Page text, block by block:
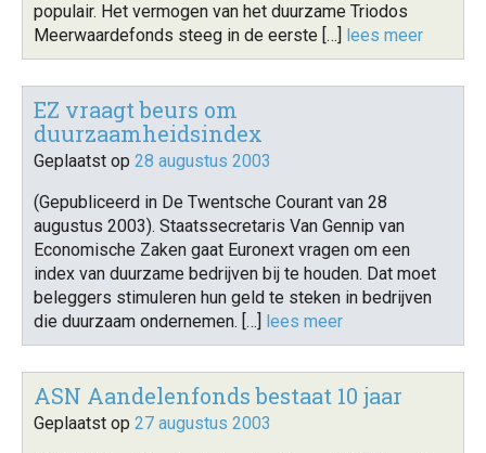
populair. Het vermogen van het duurzame Triodos
Meerwaardefonds steeg in de eerste […] lees meer
EZ vraagt beurs om
duurzaamheidsindex
Geplaatst op 28 augustus 2003
(Gepubliceerd in De Twentsche Courant van 28
augustus 2003). Staatssecretaris Van Gennip van
Economische Zaken gaat Euronext vragen om een
index van duurzame bedrijven bij te houden. Dat moet
beleggers stimuleren hun geld te steken in bedrijven
die duurzaam ondernemen. […] lees meer
ASN Aandelenfonds bestaat 10 jaar
Geplaatst op 27 augustus 2003